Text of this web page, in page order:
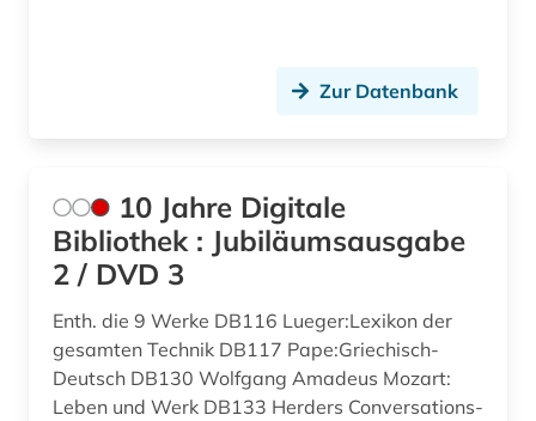
ansichtskarte (1)
ansichtspostkarte (4)
antarktis (2)
anthologie (5)
Zur Datenbank
10 Jahre Digitale
Bibliothek : Jubiläumsausgabe
2 / DVD 3
Enth. die 9 Werke DB116 Lueger:Lexikon der
gesamten Technik DB117 Pape:Griechisch-
Deutsch DB130 Wolfgang Amadeus Mozart:
Leben und Werk DB133 Herders Conversations-